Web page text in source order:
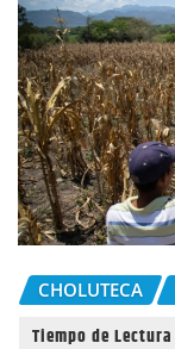
CHOLUTECA